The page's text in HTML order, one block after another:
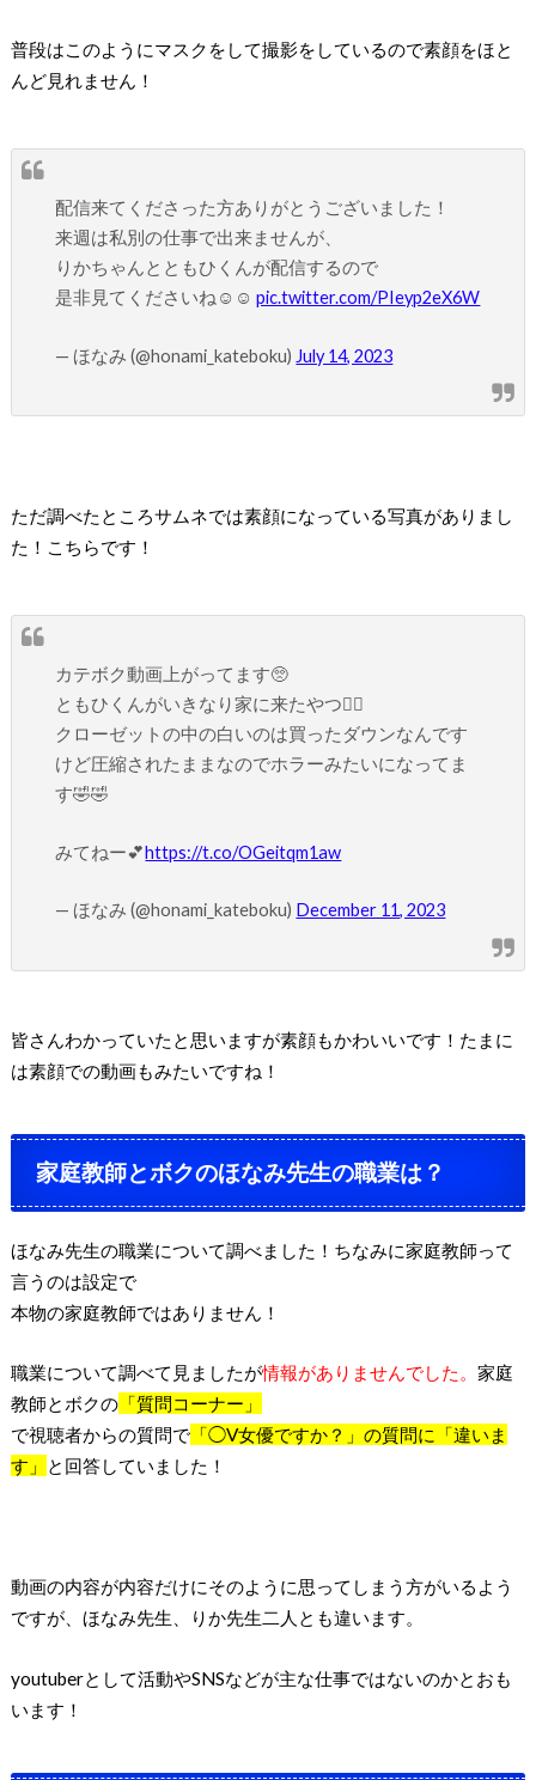
普段はこのようにマスクをして撮影をしているので素顔をほと
んど見れません！
配信来てくださった方ありがとうございました！
来週は私別の仕事で出来ませんが、
りかちゃんとともひくんが配信するので
是非見てくださいね☺️☺️pic.twitter.com/PIeyp2eX6W
— ほなみ (@honami_kateboku) July 14, 2023
ただ調べたところサムネでは素顔になっている写真がありまし
た！こちらです！
カテボク動画上がってます🥺
ともひくんがいきなり家に来たやつ✋🏻
クローゼットの中の白いのは買ったダウンなんです
けど圧縮されたままなのでホラーみたいになってま
す🤣🤣
みてねー💕https://t.co/OGeitqm1aw
— ほなみ (@honami_kateboku) December 11, 2023
皆さんわかっていたと思いますが素顔もかわいいです！たまに
は素顔での動画もみたいですね！
家庭教師とボクのほなみ先生の職業は？
ほなみ先生の職業について調べました！ちなみに家庭教師って
言うのは設定で
本物の家庭教師ではありません！
職業について調べて見ましたが情報がありませんでした。 家庭
教師とボクの「質問コーナー」
で視聴者からの質問で「◯V女優ですか？」の質問に「違いま
す」
と回答していました！
動画の内容が内容だけにそのように思ってしまう方がいるよう
ですが、ほなみ先生、りか先生二人とも違います。
youtuberとして活動やSNSなどが主な仕事ではないのかとおも
います！